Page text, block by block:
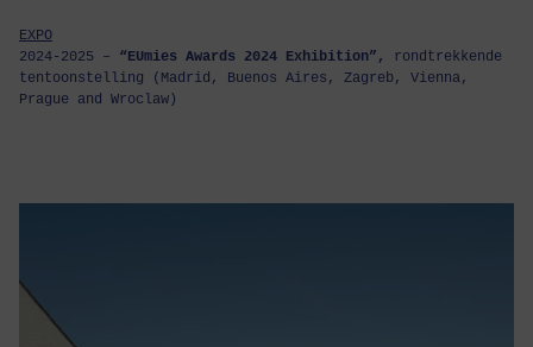
EXPO
2024-2025 – “EUmies Awards 2024 Exhibition”,
rondtrekkende
tentoonstelling (Madrid, Buenos Aires, Zagreb, Vienna,
Prague and Wroclaw)